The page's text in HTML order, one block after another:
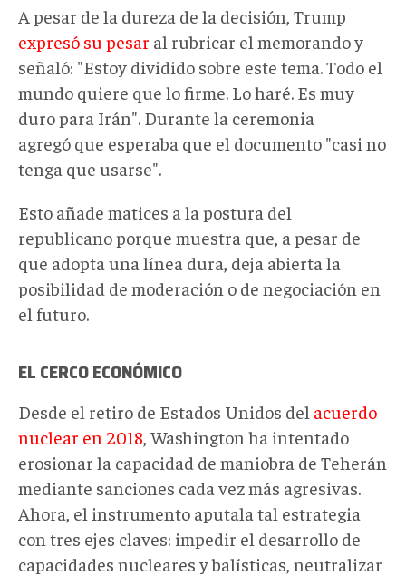
A pesar de la dureza de la decisión, Trump
expresó su pesar al rubricar el memorando y
señaló: "Estoy dividido sobre este tema. Todo el
mundo quiere que lo firme. Lo haré. Es muy
duro para Irán". Durante la ceremonia
agregó que esperaba que el documento "casi no
tenga que usarse".
Esto añade matices a la postura del
republicano porque muestra que, a pesar de
que adopta una línea dura, deja abierta la
posibilidad de moderación o de negociación en
el futuro.
ELCERCO ECONÓMICO
Desde el retiro de Estados Unidos del acuerdo
nuclear en 2018 , Washington ha intentado
erosionar la capacidad de maniobra de Teherán
mediante sanciones cada vez más agresivas.
Ahora, el instrumento aputala tal estrategia
con tres ejes claves: impedir el desarrollo de
capacidades nucleares y balísticas, neutralizar